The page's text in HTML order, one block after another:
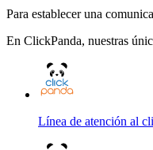
Para establecer una
En ClickPanda, nuestras
Línea de atención al